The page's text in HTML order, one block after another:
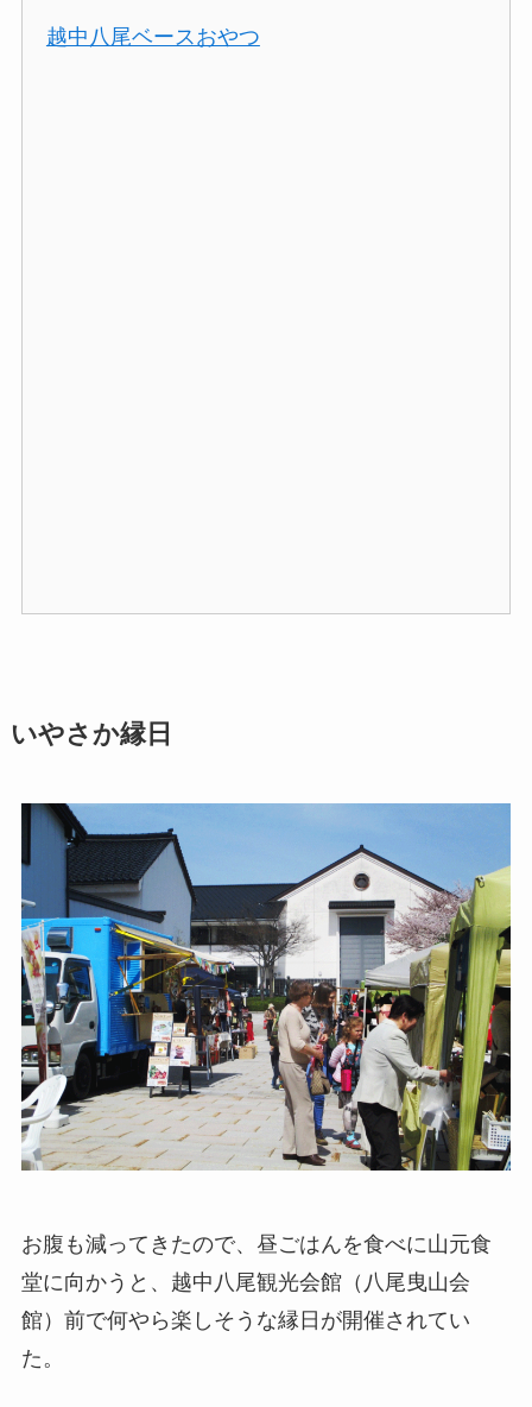
越中八尾ベースおやつ
いやさか縁日
お腹も減ってきたので、昼ごはんを食べに山元食
堂に向かうと、越中八尾観光会館（八尾曳山会
館）前で何やら楽しそうな縁日が開催されてい
た。